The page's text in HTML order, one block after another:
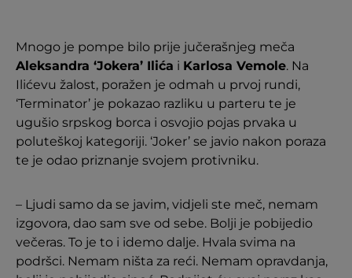
Mnogo je pompe bilo prije jučerašnjeg meča
Aleksandra ‘Jokera’ Ilića i Karlosa Vemole. Na
Ilićevu žalost, poražen je odmah u prvoj rundi,
‘Terminator’ je pokazao razliku u parteru te je
ugušio srpskog borca i osvojio pojas prvaka u
poluteškoj kategoriji. ‘Joker’ se javio nakon poraza
te je odao priznanje svojem protivniku.
– Ljudi samo da se javim, vidjeli ste meč, nemam
izgovora, dao sam sve od sebe. Bolji je pobijedio
večeras. To je to i idemo dalje. Hvala svima na
podršci. Nemam ništa za reći. Nemam opravdanja,